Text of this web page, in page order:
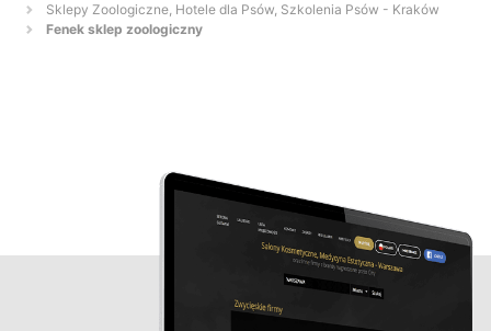
Sklepy Zoologiczne, Hotele dla Psów, Szkolenia Psów - Kraków
Fenek sklep zoologiczny